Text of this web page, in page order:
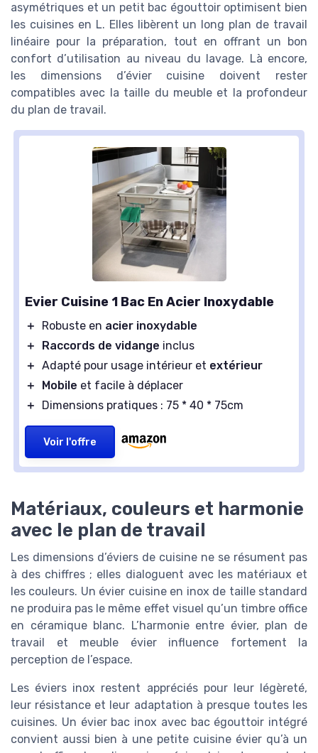
asymétriques et un petit bac égouttoir optimisent bien
les cuisines en L. Elles libèrent un long plan de travail
linéaire pour la préparation, tout en offrant un bon
confort d’utilisation au niveau du lavage. Là encore,
les dimensions d’évier cuisine doivent rester
compatibles avec la taille du meuble et la profondeur
du plan de travail.
Evier Cuisine 1 Bac En Acier Inoxydable
＋ Robuste en acier inoxydable
＋
Raccords de vidange inclus
＋ Adapté pour usage intérieur et extérieur
＋
Mobile et facile à déplacer
＋
Dimensions pratiques : 75 * 40 * 75cm
Voir l'offre
Matériaux, couleurs et harmonie
avec le plan de travail
Les dimensions d’éviers de cuisine ne se résument pas
à des chiffres ; elles dialoguent avec les matériaux et
les couleurs. Un évier cuisine en inox de taille standard
ne produira pas le même effet visuel qu’un timbre office
en céramique blanc. L’harmonie entre évier, plan de
travail et meuble évier influence fortement la
perception de l’espace.
Les éviers inox restent appréciés pour leur légèreté,
leur résistance et leur adaptation à presque toutes les
cuisines. Un évier bac inox avec bac égouttoir intégré
convient aussi bien à une petite cuisine évier qu’à un